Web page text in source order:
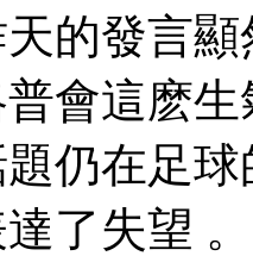
昨天的發言
會這麽生
話題仍在足
了失望